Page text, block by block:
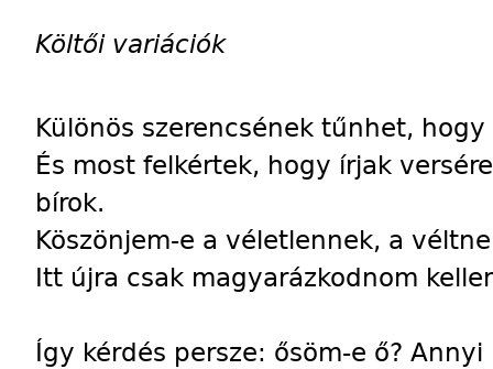
Költői variációk
Különös szerencsének tűnhet,
És most felkértek, hogy írjak
bírok.
Köszönjem-e a véletlennek, a
Itt újra csak magyarázkodnom
Így kérdés persze: ősöm-e ő?